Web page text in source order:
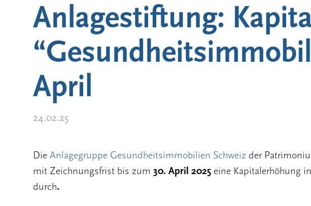
Anlagestiftung:
April
24.02.25
Die Anlagegruppe Gesundheitsimmobilien Schweiz der
mit Zeichnungsfrist bis zum 30. April 2025 eine Kapitalerhöhung
durch.